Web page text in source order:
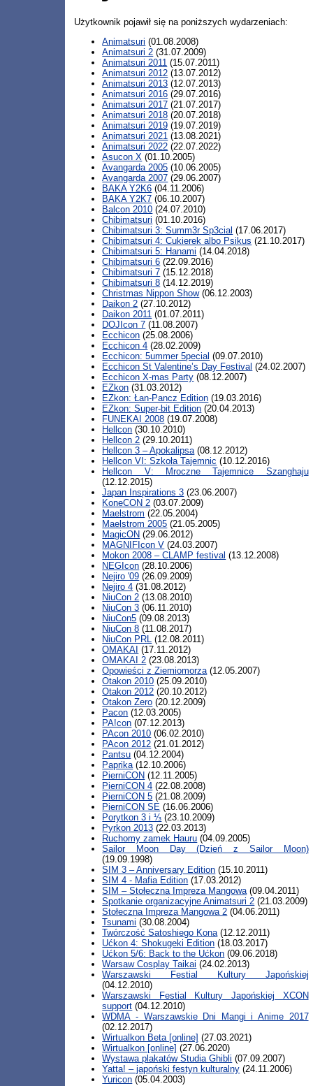
Użytkownik pojawił się na poniższych wydarzeniach:
Animatsuri (01.08.2008)
Animatsuri 2 (31.07.2009)
Animatsuri 2011 (15.07.2011)
Animatsuri 2012 (13.07.2012)
Animatsuri 2013 (12.07.2013)
Animatsuri 2016 (29.07.2016)
Animatsuri 2017 (21.07.2017)
Animatsuri 2018 (20.07.2018)
Animatsuri 2019 (19.07.2019)
Animatsuri 2021 (13.08.2021)
Animatsuri 2022 (22.07.2022)
Asucon X (01.10.2005)
Avangarda 2005 (10.06.2005)
Avangarda 2007 (29.06.2007)
BAKA Y2K6 (04.11.2006)
BAKA Y2K7 (06.10.2007)
Balcon 2010 (24.07.2010)
Chibimatsuri (01.10.2016)
Chibimatsuri 3: Summ3r Sp3cial (17.06.2017)
Chibimatsuri 4: Cukierek albo Psikus (21.10.2017)
Chibimatsuri 5: Hanami (14.04.2018)
Chibimatsuri 6 (22.09.2016)
Chibimatsuri 7 (15.12.2018)
Chibimatsuri 8 (14.12.2019)
Christmas Nippon Show(06.12.2003)
Daikon 2 (27.10.2012)
Daikon 2011 (01.07.2011)
DOJIcon 7 (11.08.2007)
Ecchicon (25.08.2006)
Ecchicon 4 (28.02.2009)
Ecchicon: 5ummer 5pecial (09.07.2010)
Ecchicon St Valentine’s Day Festival (24.02.2007)
Ecchicon X-mas Party (08.12.2007)
EZkon (31.03.2012)
EZkon: Łan-Pancz Edition (19.03.2016)
EZkon: Super-bit Edition (20.04.2013)
FUNEKAI 2008 (19.07.2008)
Hellcon (30.10.2010)
Hellcon 2 (29.10.2011)
Hellcon 3 – Apokalipsa(08.12.2012)
Hellcon VI: Szkoła Tajemnic (10.12.2016)
Hellcon V: Mroczne Tajemnice Szanghaju
(12.12.2015)
Japan Inspirations 3 (23.06.2007)
KoneCON 2 (03.07.2009)
Maelstrom (22.05.2004)
Maelstrom 2005 (21.05.2005)
MagicON (29.06.2012)
MAGNIFIcon V (24.03.2007)
Mokon 2008 – CLAMP festival (13.12.2008)
NEGIcon (28.10.2006)
Nejiro '09 (26.09.2009)
Nejiro 4 (31.08.2012)
NiuCon 2 (13.08.2010)
NiuCon 3 (06.11.2010)
NiuCon5 (09.08.2013)
NiuCon 8 (11.08.2017)
NiuCon PRL (12.08.2011)
OMAKAI (17.11.2012)
OMAKAI 2 (23.08.2013)
Opowieści z Ziemiomorza(12.05.2007)
Otakon 2010 (25.09.2010)
Otakon 2012 (20.10.2012)
Otakon Zero (20.12.2009)
Pacon (12.03.2005)
PA!con (07.12.2013)
PAcon 2010 (06.02.2010)
PAcon 2012 (21.01.2012)
Pantsu (04.12.2004)
Paprika(12.10.2006)
PierniCON (12.11.2005)
PierniCON 4 (22.08.2008)
PierniCON 5 (21.08.2009)
PierniCON SE (16.06.2006)
Porytkon 3 i ⅓ (23.10.2009)
Pyrkon 2013 (22.03.2013)
Ruchomy zamek Hauru (04.09.2005)
Sailor Moon Day (Dzień z Sailor Moon)
(19.09.1998)
SIM 3 – Anniversary Edition (15.10.2011)
SIM 4 - Mafia Edition (17.03.2012)
SIM – Stołeczna Impreza Mangowa(09.04.2011)
Spotkanie organizacyjne Animatsuri 2 (21.03.2009)
Stołeczna Impreza Mangowa 2 (04.06.2011)
Tsunami (30.08.2004)
Twórczość Satoshiego Kona(12.12.2011)
Ućkon 4: Shokugeki Edition (18.03.2017)
Ućkon 5/6: Back to the Ućkon (09.06.2018)
Warsaw Cosplay Taikai (24.02.2013)
Warszawski Festial Kultury Japońskiej
(04.12.2010)
Warszawski Festial Kultury Japońskiej XCON
support (04.12.2010)
WDMA - Warszawskie Dni Mangi i Anime 2017
(02.12.2017)
Wirtualkon Beta [online] (27.03.2021)
Wirtualkon [online] (27.06.2020)
Wystawa plakatów Studia Ghibli (07.09.2007)
Yatta! – japoński festyn kulturalny (24.11.2006)
Yuricon (05.04.2003)